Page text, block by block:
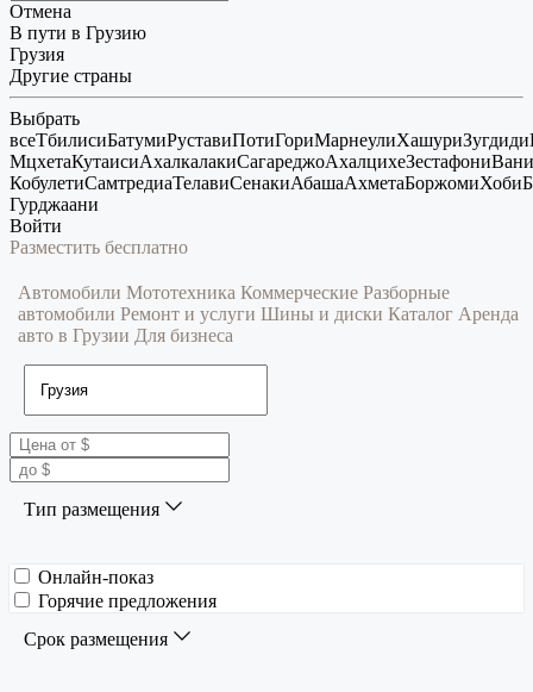
Отмена
В пути в Грузию
Грузия
Другие страны
Выбрать
всеТбилисиБатумиРуставиПотиГориМарнеулиХашуриЗугдиди
МцхетаКутаисиАхалкалакиСагареджоАхалцихеЗестафониВани
КобулетиСамтредиаТелавиСенакиАбашаАхметаБоржомиХоби
Гурджаани
Войти
Разместить бесплатно
Автомобили Мототехника Коммерческие Разборные
автомобили Ремонт и услуги Шины и диски Каталог Аренда
авто в Грузии Для бизнеса
Тип размещения
Онлайн-показ
Горячие предложения
Срок размещения